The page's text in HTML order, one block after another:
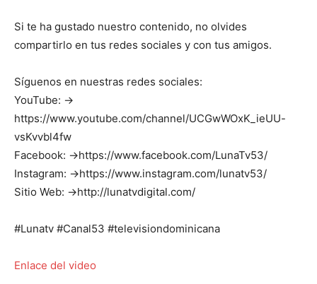
Si te ha gustado nuestro contenido, no olvides
compartirlo en tus redes sociales y con tus amigos.
Síguenos en nuestras redes sociales:
YouTube: →
https://www.youtube.com/channel/UCGwWOxK_ieUU-
vsKvvbl4fw
Facebook: →https://www.facebook.com/LunaTv53/
Instagram: →https://www.instagram.com/lunatv53/
Sitio Web: →http://lunatvdigital.com/
#Lunatv #Canal53 #televisiondominicana
Enlace del video